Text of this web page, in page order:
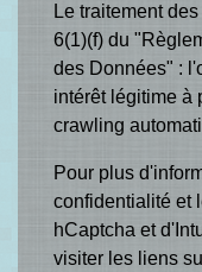
Le traitement
6(1)(f) du
des Données" :
intérêt légitime à
crawling
Pour plus
confidentialité et
hCaptcha et
visiter les liens